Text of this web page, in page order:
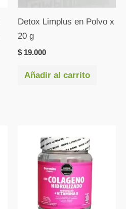
Detox Limplus en Polvo x
20 g
$ 19.000
Añadir al carrito